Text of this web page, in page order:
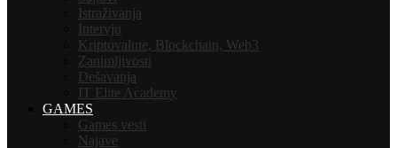
Istraživanja
Intervju
Kriptovalute, Blockchain, Web3
Zanimljivosti
Dešavanja
IT Elite Academy
GAMES
Games vesti
Najave